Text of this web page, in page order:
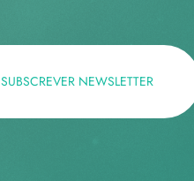
SUBSCREVER NEWSLETTER